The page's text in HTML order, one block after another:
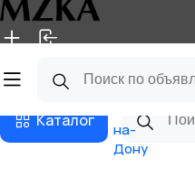
Главная Магазины
Каталог
Ростов-
на-
Дону